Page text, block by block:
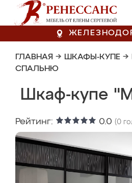
ГЛАВНАЯ → ШКАФЫ-КУПЕ →
СПАЛЬНЮ
Шкаф-купе
Рейтинг: 0.0 (0